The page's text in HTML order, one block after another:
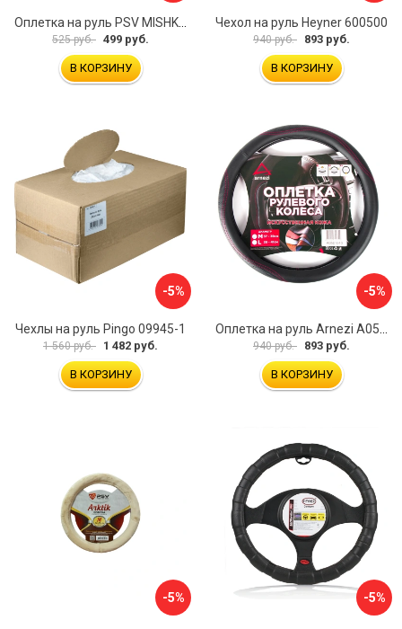
525 руб. 499 руб.
В КОРЗИНУ
Чехол на руль Heyner 600500
940 руб. 893 руб.
В КОРЗИНУ
-5%
Чехлы на руль Pingo 09945-1
1 560 руб. 1 482 руб.
В КОРЗИНУ
-5%
940 руб. 893 руб.
В КОРЗИНУ
-5% -5%